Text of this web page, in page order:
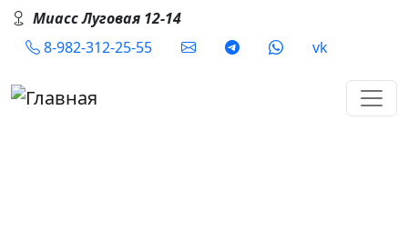
Перейти к основному содержанию
Миасс Луговая 12-14
Social
8-982-312-25-55 vk